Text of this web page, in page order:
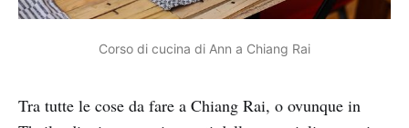
Corso di cucina di Ann a Chiang Rai
Tra tutte le cose da fare a Chiang Rai, o ovunque in